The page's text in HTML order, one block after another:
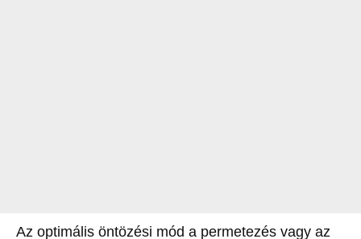
Az optimális öntözési mód a permetezés vagy az